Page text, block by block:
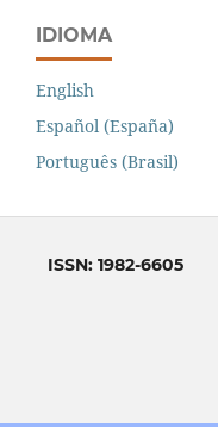
IDIOMA
English
Español (España)
Português (Brasil)
ISSN: 1982-6605